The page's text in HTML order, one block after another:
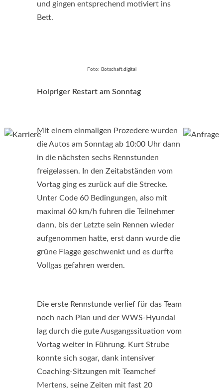
und gingen entsprechend motiviert ins
Bett.
Foto: Botschaft.digital
Holpriger Restart am Sonntag
Mit einem einmaligen Prozedere wurden
die Autos am Sonntag ab 10:00 Uhr dann
in die nächsten sechs Rennstunden
freigelassen. In den Zeitabständen vom
Vortag ging es zurück auf die Strecke.
Unter Code 60 Bedingungen, also mit
maximal 60 km/h fuhren die Teilnehmer
dann, bis der Letzte sein Rennen wieder
aufgenommen hatte, erst dann wurde die
grüne Flagge geschwenkt und es durfte
Vollgas gefahren werden.
Die erste Rennstunde verlief für das Team
noch nach Plan und der WWS-Hyundai
lag durch die gute Ausgangssituation vom
Vortag weiter in Führung. Kurt Strube
konnte sich sogar, dank intensiver
Coaching-Sitzungen mit Teamchef
Mertens, seine Zeiten mit fast 20